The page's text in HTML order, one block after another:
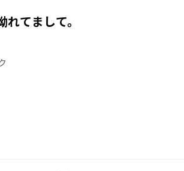
れてまして。